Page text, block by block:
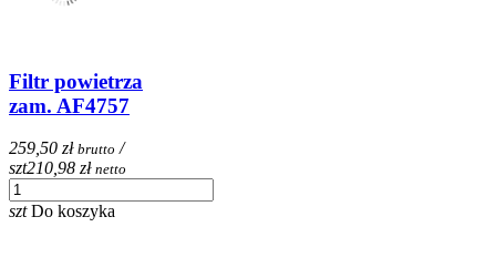
Filtr powietrza
zam. AF4757
259,50 zł brutto /
szt210,98 zł netto
szt Do koszyka